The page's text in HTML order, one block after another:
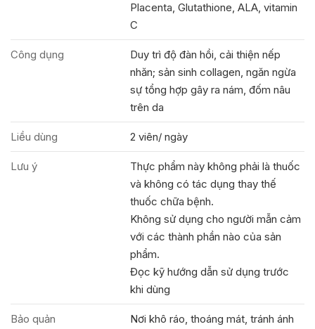
Placenta, Glutathione, ALA, vitamin
C
Công dụng
Duy trì độ đàn hồi, cải thiện nếp
nhăn; sản sinh collagen, ngăn ngừa
sự tổng hợp gây ra nám, đốm nâu
trên da
Liều dùng 2 viên/ ngày
Lưu ý
Thực phẩm này không phải là thuốc
và không có tác dụng thay thế
thuốc chữa bệnh.
Không sử dụng cho người mẫn cảm
với các thành phần nào của sản
phẩm.
Đọc kỹ hướng dẫn sử dụng trước
khi dùng
Bảo quản
Nơi khô ráo, thoáng mát, tránh ánh